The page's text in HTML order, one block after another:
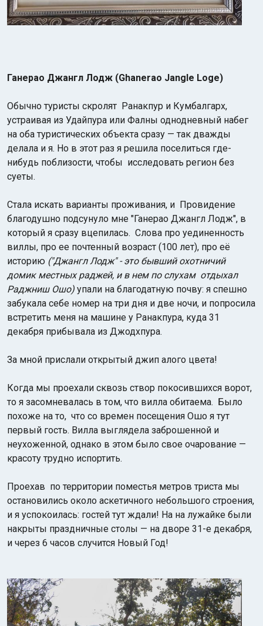
Ганерао Джангл Лодж (Ghanerao Jangle Loge)
Обычно туристы скролят Ранакпур и Кумбалгарх,
устраивая из Удайпура или Фалны однодневный набег
на оба туристических объекта сразу — так дважды
делала и я. Но в этот раз я решила поселиться где-
нибудь поблизости, чтобы исследовать регион без
суеты.
Стала искать варианты проживания, и Провидение
благодушно подсунуло мне "Ганерао Джангл Лодж", в
который я сразу вцепилась. Слова про уединенность
виллы, про ее почтенный возраст (100 лет), про её
историю ("Джангл Лодж" - это бывший охотничий
домик местных раджей, и в нем по слухам отдыхал
Раджниш Ошо) упали на благодатную почву: я спешно
забукала себе номер на три дня и две ночи, и попросила
встретить меня на машине у Ранакпура, куда 31
декабря прибывала из Джодхпура.
За мной прислали открытый джип алого цвета!
Когда мы проехали сквозь створ покосившихся ворот,
то я засомневалась в том, что вилла обитаема. Было
похоже на то, что со времен посещения Ошо я тут
первый гость. Вилла выглядела заброшенной и
неухоженной, однако в этом было свое очарование —
красоту трудно испортить.
Проехав по территории поместья метров триста мы
остановились около аскетичного небольшого строения,
и я успокоилась: гостей тут ждали! На на лужайке были
накрыты праздничные столы — на дворе 31-е декабря,
и через 6 часов случится Новый Год!